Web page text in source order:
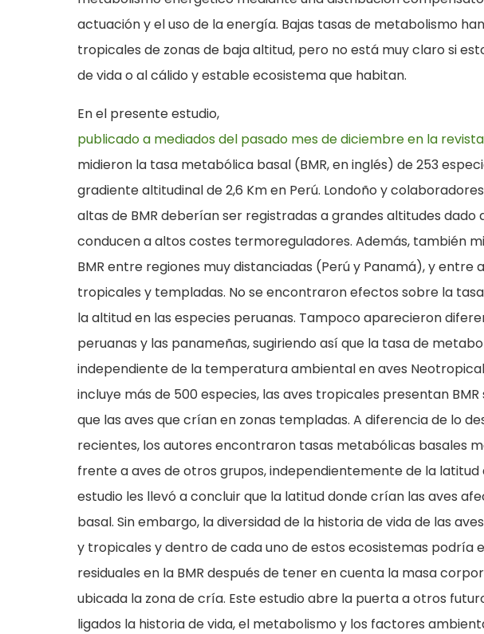
actuación y el uso de la energía. Bajas tasas de metabolismo
tropicales de zonas de baja altitud, pero no está muy claro si
de vida o al cálido y estable ecosistema que habitan.
En el presente estudio,
publicado a mediados del pasado mes de diciembre en la
midieron la tasa metabólica basal (BMR, en inglés) de 253
gradiente altitudinal de 2,6 Km en Perú. Londoño y
altas de BMR deberían ser registradas a grandes altitudes
conducen a altos costes termoreguladores. Además, también
BMR entre regiones muy distanciadas (Perú y Panamá), y entre
tropicales y templadas. No se encontraron efectos sobre la
la altitud en las especies peruanas. Tampoco aparecieron
peruanas y las panameñas, sugiriendo así que la tasa de
independiente de la temperatura ambiental en aves
incluye más de 500 especies, las aves tropicales presentan
que las aves que crían en zonas templadas. A diferencia de lo
recientes, los autores encontraron tasas metabólicas basales
frente a aves de otros grupos, independientemente de la
estudio les llevó a concluir que la latitud donde crían las aves
basal. Sin embargo, la diversidad de la historia de vida de las
y tropicales y dentro de cada uno de estos ecosistemas podría
residuales en la BMR después de tener en cuenta la masa
ubicada la zona de cría. Este estudio abre la puerta a otros
ligados la historia de vida, el metabolismo y los factores